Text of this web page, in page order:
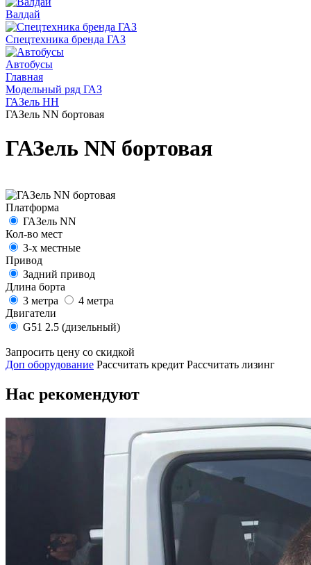
Валдай
Спецтехника бренда ГАЗ
Автобусы
Главная
Модельный ряд ГАЗ
ГАЗель НН
ГАЗель NN бортовая
ГАЗель NN бортовая
Платформа
ГАЗель NN
Кол-во мест
3-х местные
Привод
Задний привод
Длина борта
3 метра
4 метра
Двигатели
G51 2.5 (дизельный)
Запросить цену со скидкой
Доп оборудование Рассчитать кредит Рассчитать лизинг
Нас рекомендуют